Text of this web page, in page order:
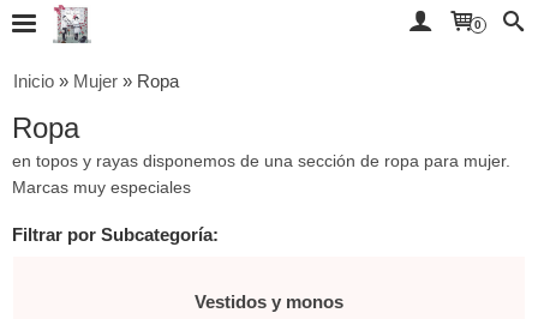
0
Inicio » Mujer » Ropa
Ropa
en topos y rayas disponemos de una sección de ropa para mujer.
Marcas muy especiales
Filtrar por Subcategoría:
Vestidos y monos